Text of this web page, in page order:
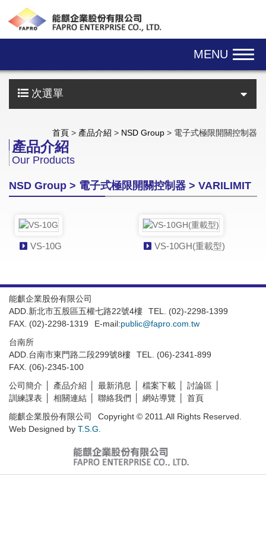
MENU
次選單
首頁 > 產品介紹 > NSD Group > 電子式極限開關控制器
產品介紹
Our Products
NSD Group > 電子式極限開關控制器 > VARILIMIT
VS-10G VS-10GH(重載型)
能麒企業股份有限公司
ADD.新北市五股區五權七路22號4樓
TEL. (02)-2298-1399
FAX. (02)-2298-1319
E-mail:public@fapro.com.tw
台南所
ADD.台南市東門路二段299號8樓
TEL. (06)-2341-899
FAX. (06)-2345-100
公司簡介
產品介紹 最新消息 檔案下載
討論區
訓練課表
相關連結 聯絡我們 網站導覽
首頁
能麒企業股份有限公司
Copyright © 2011.All Rights Reserved.
Web Designed by T.S.G.